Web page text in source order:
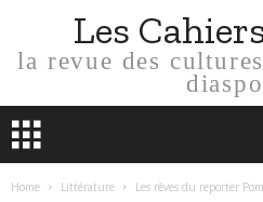
Les
la revue des
Home Littérature Les rêves du reporter